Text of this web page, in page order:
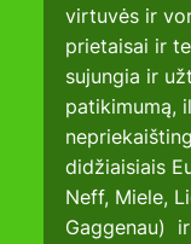
virtuvės ir
prietaisai ir
sujungia ir
patikimumą,
didžiaisiais
Neff, Miele,
Gaggenau)